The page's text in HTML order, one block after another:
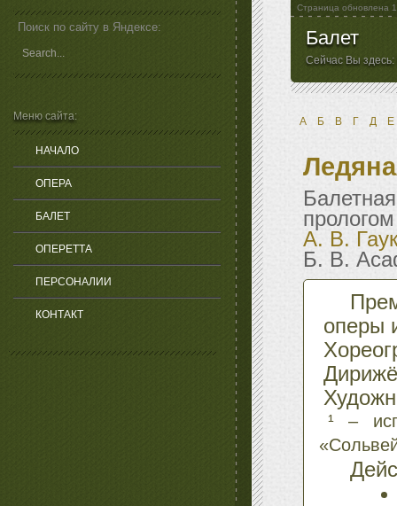
Поиск по сайту в Яндексе:
Меню сайта:
НАЧАЛО
ОПЕРА
БАЛЕТ
ОПЕРЕТТА
ПЕРСОНАЛИИ
КОНТАКТ
Страница обновлена
Балет
Сейчас Вы здесь:
А Б В Г Д Е
А. В.
Б. В.
оперы
¹ –